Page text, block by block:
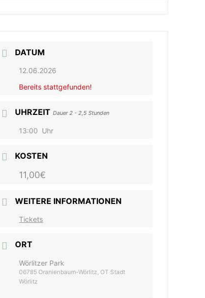
DATUM
12.06.2026
Bereits stattgefunden!
UHRZEIT Dauer 2 - 2,5 Stunden
13:00 Uhr
KOSTEN
11,00€
WEITERE INFORMATIONEN
Tickets
ORT
Wörlitzer Park
06785 Oranienbaum-Wörlitz, OT Stadt
Wörlitz